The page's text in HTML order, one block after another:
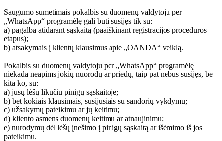
Saugumo sumetimais pokalbis su duomenų valdytoju per
„WhatsApp“ programėlę gali būti susijęs tik su:
a) pagalba atidarant sąskaitą (paaiškinant registracijos procedūros
etapus);
b) atsakymais į klientų klausimus apie „OANDA“ veiklą.
Pokalbis su duomenų valdytoju per „WhatsApp“ programėlę
niekada neapims jokių nuorodų ar priedų, taip pat nebus susijęs, be
kita ko, su:
a) jūsų lėšų likučiu pinigų sąskaitoje;
b) bet kokiais klausimais, susijusiais su sandorių vykdymu;
c) užsakymų pateikimu ar jų keitimu;
d) kliento asmens duomenų keitimu ar atnaujinimu;
e) nurodymų dėl lėšų įnešimo į pinigų sąskaitą ar išėmimo iš jos
pateikimu.